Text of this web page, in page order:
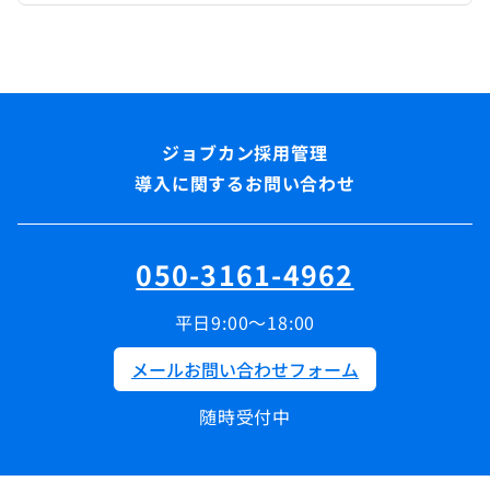
導入に関するお問い合わせ
050-3161-4962
平日9:00～18:00
メールお問い合わせフォーム
随時受付中